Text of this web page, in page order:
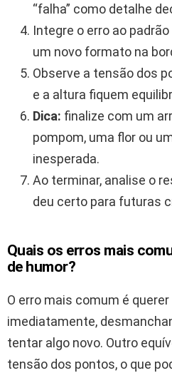
“falha” como detalhe
Integre o erro ao
um novo formato na
Observe a tensão dos
e a altura fiquem
Dica: finalize com um
pompom, uma flor ou
inesperada.
Ao terminar, analise o
deu certo para futuras
Quais os erros mais
de humor?
O erro mais comum é
imediatamente,
tentar algo novo. Outro
tensão dos pontos, o que